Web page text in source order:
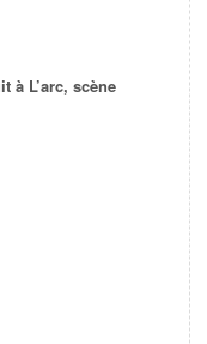
à L’arc, scène